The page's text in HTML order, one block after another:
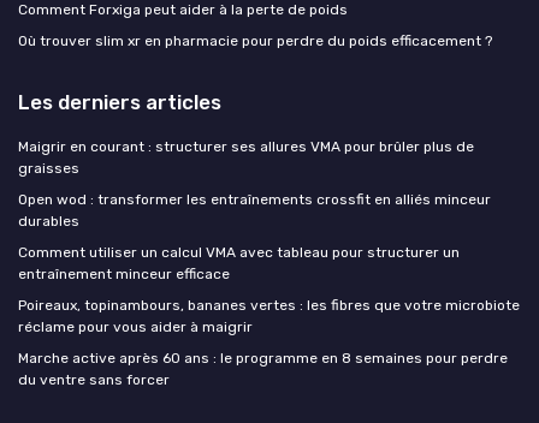
Comment Forxiga peut aider à la perte de poids
Où trouver slim xr en pharmacie pour perdre du poids efficacement ?
Les derniers articles
Maigrir en courant : structurer ses allures VMA pour brûler plus de
graisses
Open wod : transformer les entraînements crossfit en alliés minceur
durables
Comment utiliser un calcul VMA avec tableau pour structurer un
entraînement minceur efficace
Poireaux, topinambours, bananes vertes : les fibres que votre microbiote
réclame pour vous aider à maigrir
Marche active après 60 ans : le programme en 8 semaines pour perdre
du ventre sans forcer